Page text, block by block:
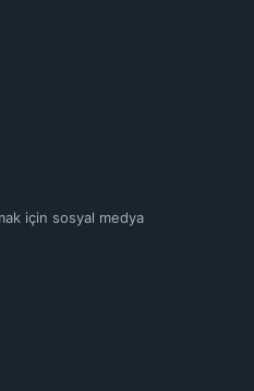
için sosyal medya